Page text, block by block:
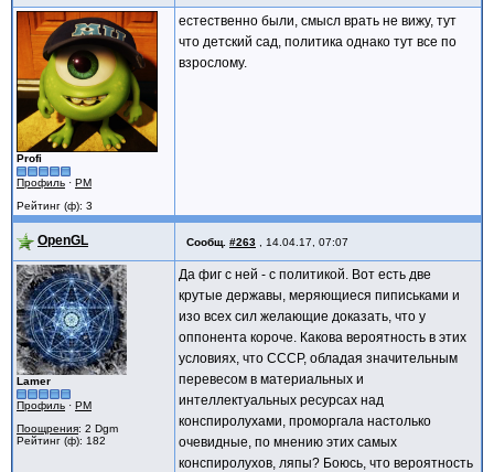
Profi
Профиль · PM
Рейтинг (ф): 3
естественно были, смысл врать не вижу, тут
что детский сад, политика однако тут все по
взрослому.
OpenGL Сообщ. #263 14.04.17, 07:07
Lamer
Профиль · PM
Поощрения: 2 Dgm
Рейтинг (ф): 182
Да фиг с ней - с политикой. Вот есть две
крутые державы, меряющиеся пиписьками и
изо всех сил желающие доказать, что у
оппонента короче. Какова вероятность в этих
условиях, что СССР, обладая значительным
перевесом в материальных и
интеллектуальных ресурсах над
конспиролухами, проморгала настолько
очевидные, по мнению этих самых
конспиролухов, ляпы? Боюсь, что вероятность